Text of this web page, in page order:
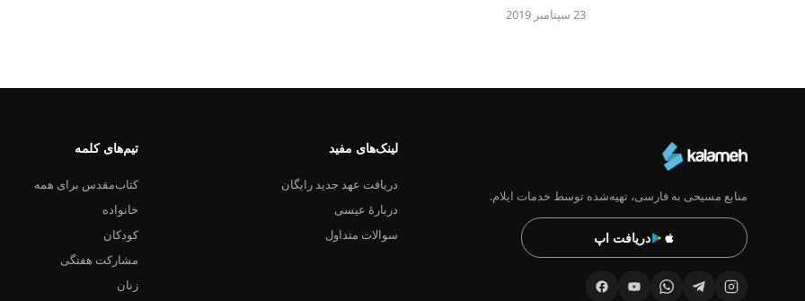
23 سپتامبر 2019
منابع مسیحی به فارسی، تهیه‌شده توسط خدمات ایلام.
دریافت اپ
لینک‌های مفید
دریافت عهد جدید رایگان
دربارهٔ عیسی
سوالات متداول
تیم‌های کلمه
کتاب‌مقدس برای همه
خانواده
کودکان
مشارکت هفتگی
زنان